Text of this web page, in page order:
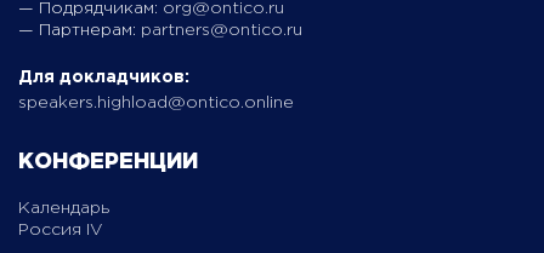
— Подрядчикам: org@ontico.ru
— Партнерам: partners@ontico.ru
Для докладчиков:
speakers.highload@ontico.online
КОНФЕРЕНЦИИ
Календарь
Россия IV